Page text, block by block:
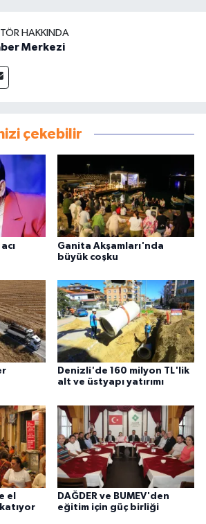
HAKKINDA
Merkezi
çekebilir
Ganita Akşamları'nda
büyük coşku
Denizli'de 160 milyon TL'lik
alt ve üstyapı yatırımı
el
DAĞDER ve BUMEV'den
eğitim için güç birliği